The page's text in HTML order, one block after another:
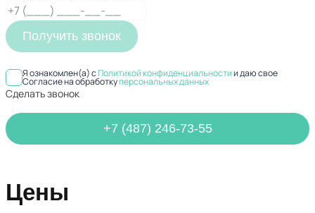
Получить звонок
Я ознакомлен(а) сПолитикой конфиденциальностии даю свое
Согласие на обработкуперсональных данных
Сделать звонок
+7 (487) 246-73-55
Цены